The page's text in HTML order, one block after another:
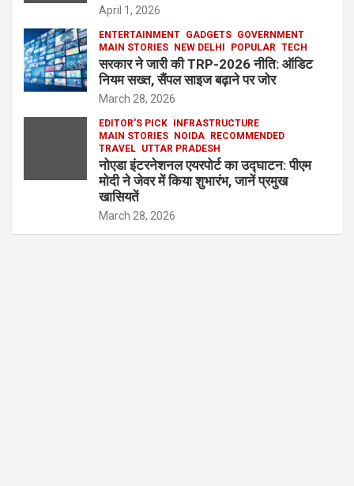
April 1, 2026
ENTERTAINMENT GADGETS GOVERNMENT
MAIN STORIES
NEW DELHI POPULAR TECH
सरकार ने जारी की TRP-2026 नीति: ऑडिट
नियम सख्त, सैंपल साइज बढ़ाने पर जोर
March 28, 2026
EDITOR'S PICK
INFRASTRUCTURE
MAIN STORIES
NOIDA
RECOMMENDED
TRAVEL UTTAR PRADESH
नोएडा इंटरनेशनल एयरपोर्ट का उद्घाटन: पीएम
मोदी ने जेवर में किया शुभारंभ, जानें प्रमुख
खासियतें
March 28, 2026